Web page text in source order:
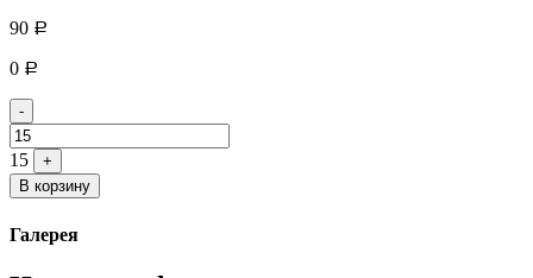
90 Р
0 Р
Quantity
-
15
+
В корзину
Галерея